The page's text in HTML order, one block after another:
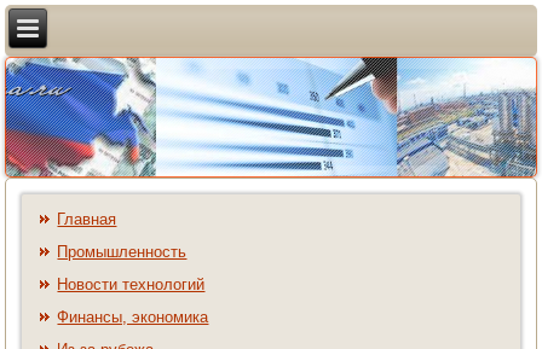
Главная
Промышленность
Новости технологий
Финансы, экономика